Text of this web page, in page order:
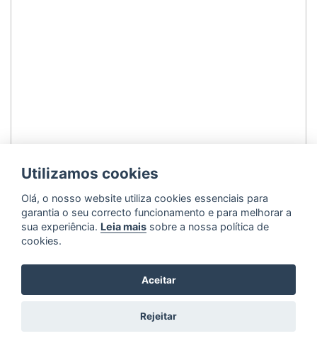
Utilizamos cookies
Olá, o nosso website utiliza cookies essenciais para
garantia o seu correcto funcionamento e para melhorar a
sua experiência. Leia mais sobre a nossa política de
cookies.
Aceitar
Rejeitar